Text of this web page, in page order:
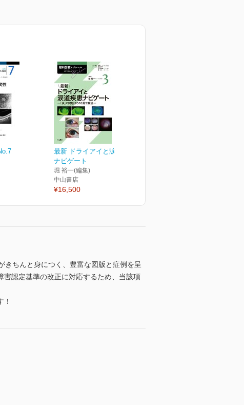
最新 ドライアイと涙道疾患
ナビゲート
堀 裕一(編集)
中山書店
¥16,500
きちんと身につく、豊富な図版と症例を呈
認定基準の改正に対応するため、当該項